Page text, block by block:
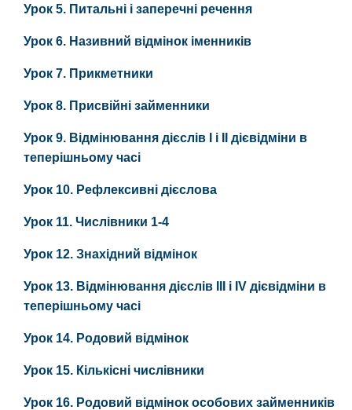
Урок 5. Питальні і заперечні речення
Урок 6. Називний відмінок іменників
Урок 7. Прикметники
Урок 8. Присвійні займенники
Урок 9. Відмінювання дієслів І і ІІ дієвідміни в
теперішньому часі
Урок 10. Рефлексивні дієслова
Урок 11. Числівники 1-4
Урок 12. Знахідний відмінок
Урок 13. Відмінювання дієслів ІII і ІV дієвідміни в
теперішньому часі
Урок 14. Родовий відмінок
Урок 15. Кількісні числівники
Урок 16. Родовий відмінок особових займенників